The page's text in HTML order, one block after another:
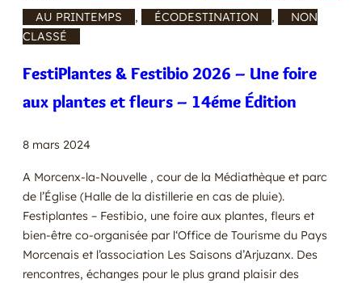
AU PRINTEMPS , ÉCODESTINATION ,
NON
CLASSÉ
FestiPlantes & Festibio 2026 – Une foire
aux plantes et fleurs – 14éme Édition
8 mars 2024
A Morcenx-la-Nouvelle , cour de la Médiathèque et parc
de l’Église (Halle de la distillerie en cas de pluie).
Festiplantes – Festibio, une foire aux plantes, fleurs et
bien-être co-organisée par l‘Office de Tourisme du Pays
Morcenais et l’association Les Saisons d’Arjuzanx. Des
rencontres, échanges pour le plus grand plaisir des